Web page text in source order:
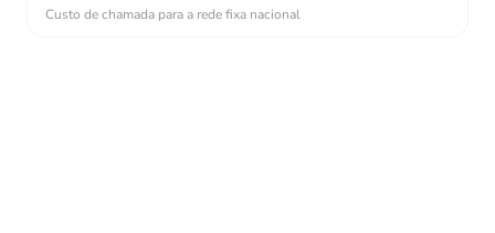
Custo de chamada para a rede fixa nacional